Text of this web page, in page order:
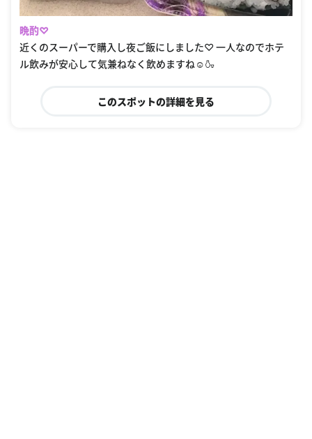
晩酌♡
近くのスーパーで購入し夜ご飯にしました♡ 一人なのでホテ
ル飲みが安心して気兼ねなく飲めますね☺️🍶
このスポットの詳細を見る